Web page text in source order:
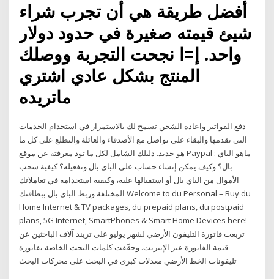
أفضل طريقة هي أن تجرب شراء
شيئ قيمته صغيرة في حدود دولار
واحد. إ=ا نجحت التجربة ووصلك
المنتج بشكل عادي اشتري
ماتريده
دفع الفواتير واعادة الشحن تسمح لك بالاستمرار في استخدام الخدمات
التي نقدمها والبقاء على تواصل مع الأصدقاء والعائلة والتطلع على كل ما
هو جديد. دليلك الشامل لكل ما تود معرفته عن موقع Paypal : ماهو الباي
بال؟ وكيف يمكن إنشاء حساب على الباي بال وتفعيله؟ كيفية سحب
الأموال من الباي بال أو استقبالها عليه، وكيفية استخدامه في تعاملاتك
المختلفة وربط الباي بال ببطاقتك Welcome to du Personal – Buy du
Home Internet & TV packages, du prepaid plans, du postpaid
plans, 5G Internet, SmartPhones & Smart Home Devices here!
تربعت فاتورة التليفون الأرضي لشهر يوليو على تريند آلاف الباحثين عن
قيمة الفاتورة عبر الإنترنت. وحقّقت كلمات البحث الخاصة بفاتورة
تليفونات الخط الأرضي معدلات كبرى في البحث على محركات البحث